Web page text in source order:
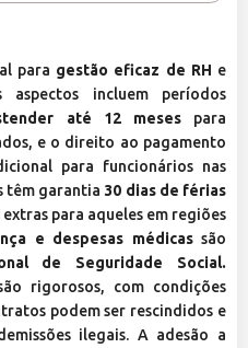
para gestão eficaz de RH e
aspectos incluem períodos
até 12 mesespara
e o direito ao pagamento
para funcionários nas
têm garantia 30 dias de férias
extras para aqueles em regiões
e despesas médicassão
de Seguridade Social.
rigorosos, com condições
podem ser rescindidos e
ilegais. A adesão a